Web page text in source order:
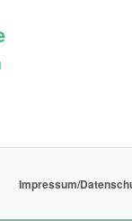
Impressum/